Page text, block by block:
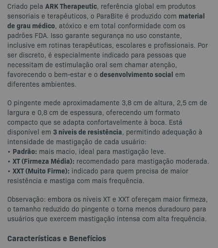
Criado pela ARK Therapeutic, referência global em produtos
sensoriais e terapêuticos, o ParaBite é produzido com material
de grau médico, atóxico e em total conformidade com os
padrões FDA. Isso garante segurança no uso constante,
inclusive em rotinas terapêuticas, escolares e profissionais. Por
ser discreto, é especialmente indicado para pessoas que
necessitam de estimulação oral sem chamar atenção,
favorecendo o bem-estar e o desenvolvimento social em
diferentes ambientes.
O pingente mede aproximadamente 3,8 cm de altura, 2,5 cm de
largura e 0,8 cm de espessura, oferecendo um formato
compacto que se adapta confortavelmente à boca. Está
disponível em 3 níveis de resistência, permitindo adequação à
intensidade de mastigação de cada usuário:
• Padrão: mais macio, ideal para mastigação leve.
• XT (Firmeza Média): recomendado para mastigação moderada.
• XXT (Muito Firme): indicado para quem precisa de maior
resistência e mastiga com mais frequência.
Observação: embora os níveis XT e XXT ofereçam maior firmeza,
o tamanho reduzido do pingente o torna menos duradouro para
usuários que exercem mastigação intensa com alta frequência.
Características e Benefícios